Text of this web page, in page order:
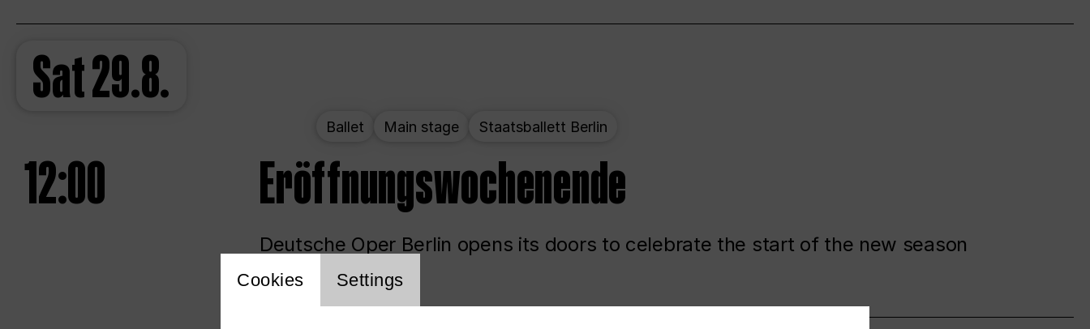
Sat29.8.
Ballet Main stage Staatsballett Berlin
12:00 Eröffnungswochenende
Deutsche Oper Berlin opens its doors to celebrate the start of the new season
Website cookie setting
Cookies Settings